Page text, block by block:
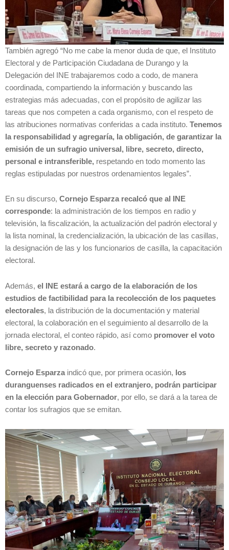
También agregó “No me cabe la menor duda de que, el Instituto
Electoral y de Participación Ciudadana de Durango y la
Delegación del INE trabajaremos codo a codo, de manera
coordinada, compartiendo la información y buscando las
estrategias más adecuadas, con el propósito de agilizar las
tareas que nos competen a cada organismo, con el respeto de
las atribuciones normativas conferidas a cada instituto. Tenemos
la responsabilidad y agregaría, la obligación, de garantizar la
emisión de un sufragio universal, libre, secreto, directo,
personal e intransferible, respetando en todo momento las
reglas estipuladas por nuestros ordenamientos legales”.
En su discurso, Cornejo Esparza recalcó que al INE
corresponde: la administración de los tiempos en radio y
televisión, la fiscalización, la actualización del padrón electoral y
la lista nominal, la credencialización, la ubicación de las casillas,
la designación de las y los funcionarios de casilla, la capacitación
electoral.
Además, el INE estará a cargo de la elaboración de los
estudios de factibilidad para la recolección de los paquetes
electorales, la distribución de la documentación y material
electoral, la colaboración en el seguimiento al desarrollo de la
jornada electoral, el conteo rápido, así como promover el voto
libre, secreto y razonado.
Cornejo Esparza indicó que, por primera ocasión, los
duranguenses radicados en el extranjero, podrán participar
en la elección para Gobernador, por ello, se dará a la tarea de
contar los sufragios que se emitan.